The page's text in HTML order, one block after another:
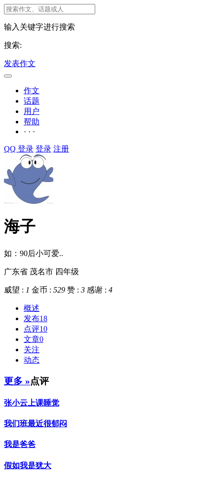
输入关键字进行搜索
搜索:
发表作文
作文
话题
用户
帮助
· · ·
QQ 登录 登录 注册
海子
如：90后小可爱..
广东省 茂名市 四年级
威望 : 1 金币 : 529 赞 : 3 感谢 : 4
概述
发布18
点评10
文章0
关注
动态
更多 »点评
张小云上课睡觉
我们班最近很郁闷
我是爸爸
假如我是犹大